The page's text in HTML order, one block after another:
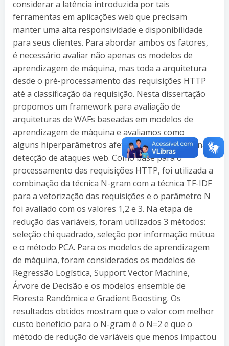
considerar a latência introduzida por tais
ferramentas em aplicações web que precisam
manter uma alta responsividade e disponibilidade
para seus clientes. Para abordar ambos os fatores,
é necessário avaliar não apenas os modelos de
aprendizagem de máquina, mas toda a arquitetura
desde o pré-processamento das requisições HTTP
até a classificação da requisição. Nesta dissertação
propomos um framework para avaliação de
arquiteturas de WAFs baseadas em modelos de
aprendizagem de máquina e avaliamos como
alguns hiperparâmetros afetam o desempenho na
detecção de ataques web. Como base para o
processamento das requisições HTTP, foi utilizada a
combinação da técnica N-gram com a técnica TF-IDF
para a vetorização das requisições e o parâmetro N
foi avaliado com os valores 1,2 e 3. Na etapa de
redução das variáveis, foram utilizados 3 métodos:
seleção chi quadrado, seleção por informação mútua
e o método PCA. Para os modelos de aprendizagem
de máquina, foram considerados os modelos de
Regressão Logística, Support Vector Machine,
Árvore de Decisão e os modelos ensemble de
Floresta Randômica e Gradient Boosting. Os
resultados obtidos mostram que o valor com melhor
custo benefício para o N-gram é o N=2 e que o
método de redução de variáveis que menos impactou